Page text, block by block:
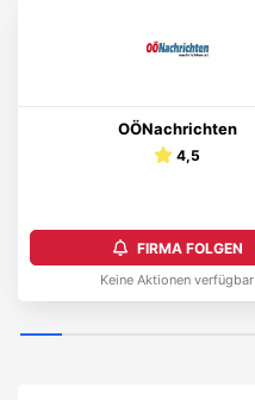
OÖNachrichten
4,5
FIRMA FOLGEN
Keine Aktionen verfügbar